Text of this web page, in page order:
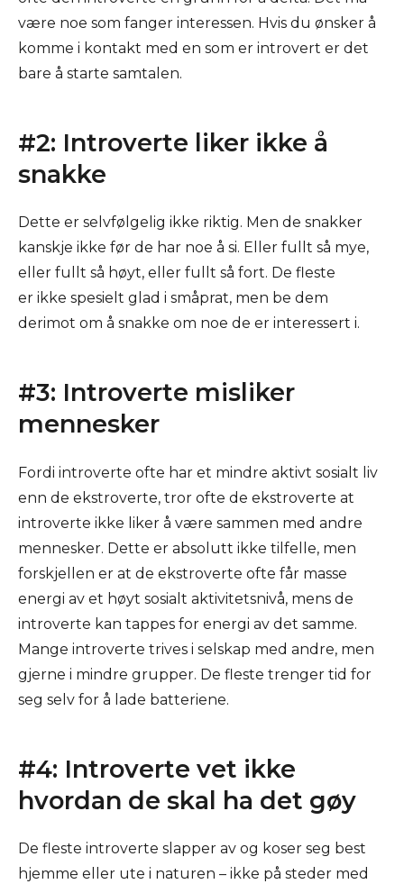
være noe som fanger interessen. Hvis du ønsker å
komme i kontakt med en som er introvert er det
bare å starte samtalen.
#2: Introverte liker ikke å
snakke
Dette er selvfølgelig ikke riktig. Men de snakker
kanskje ikke før de har noe å si. Eller fullt så mye,
eller fullt så høyt, eller fullt så fort. De fleste
er ikke spesielt glad i småprat, men be dem
derimot om å snakke om noe de er interessert i.
#3: Introverte misliker
mennesker
Fordi introverte ofte har et mindre aktivt sosialt liv
enn de ekstroverte, tror ofte de ekstroverte at
introverte ikke liker å være sammen med andre
mennesker. Dette er absolutt ikke tilfelle, men
forskjellen er at de ekstroverte ofte får masse
energi av et høyt sosialt aktivitetsnivå, mens de
introverte kan tappes for energi av det samme.
Mange introverte trives i selskap med andre, men
gjerne i mindre grupper. De fleste trenger tid for
seg selv for å lade batteriene.
#4: Introverte vet ikke
hvordan de skal ha det gøy
De fleste introverte slapper av og koser seg best
hjemme eller ute i naturen – ikke på steder med